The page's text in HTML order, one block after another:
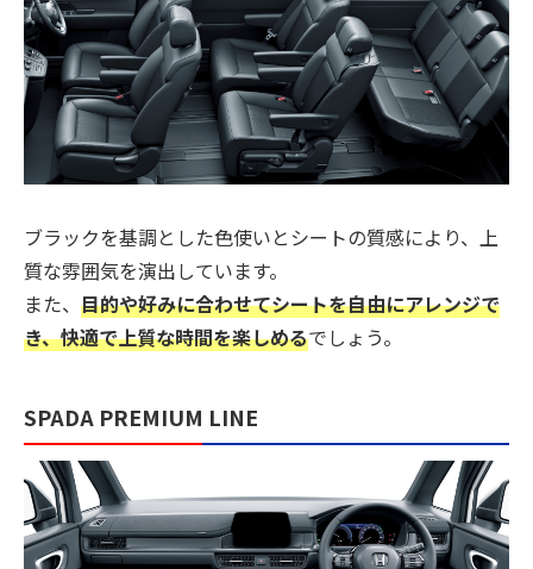
ブラックを基調とした色使いとシートの質感により、上
質な雰囲気を演出しています。
また、 目的や好みに合わせてシートを自由にアレンジで
き、快適で上質な時間を楽しめるでしょう。
SPADA PREMIUM LINE